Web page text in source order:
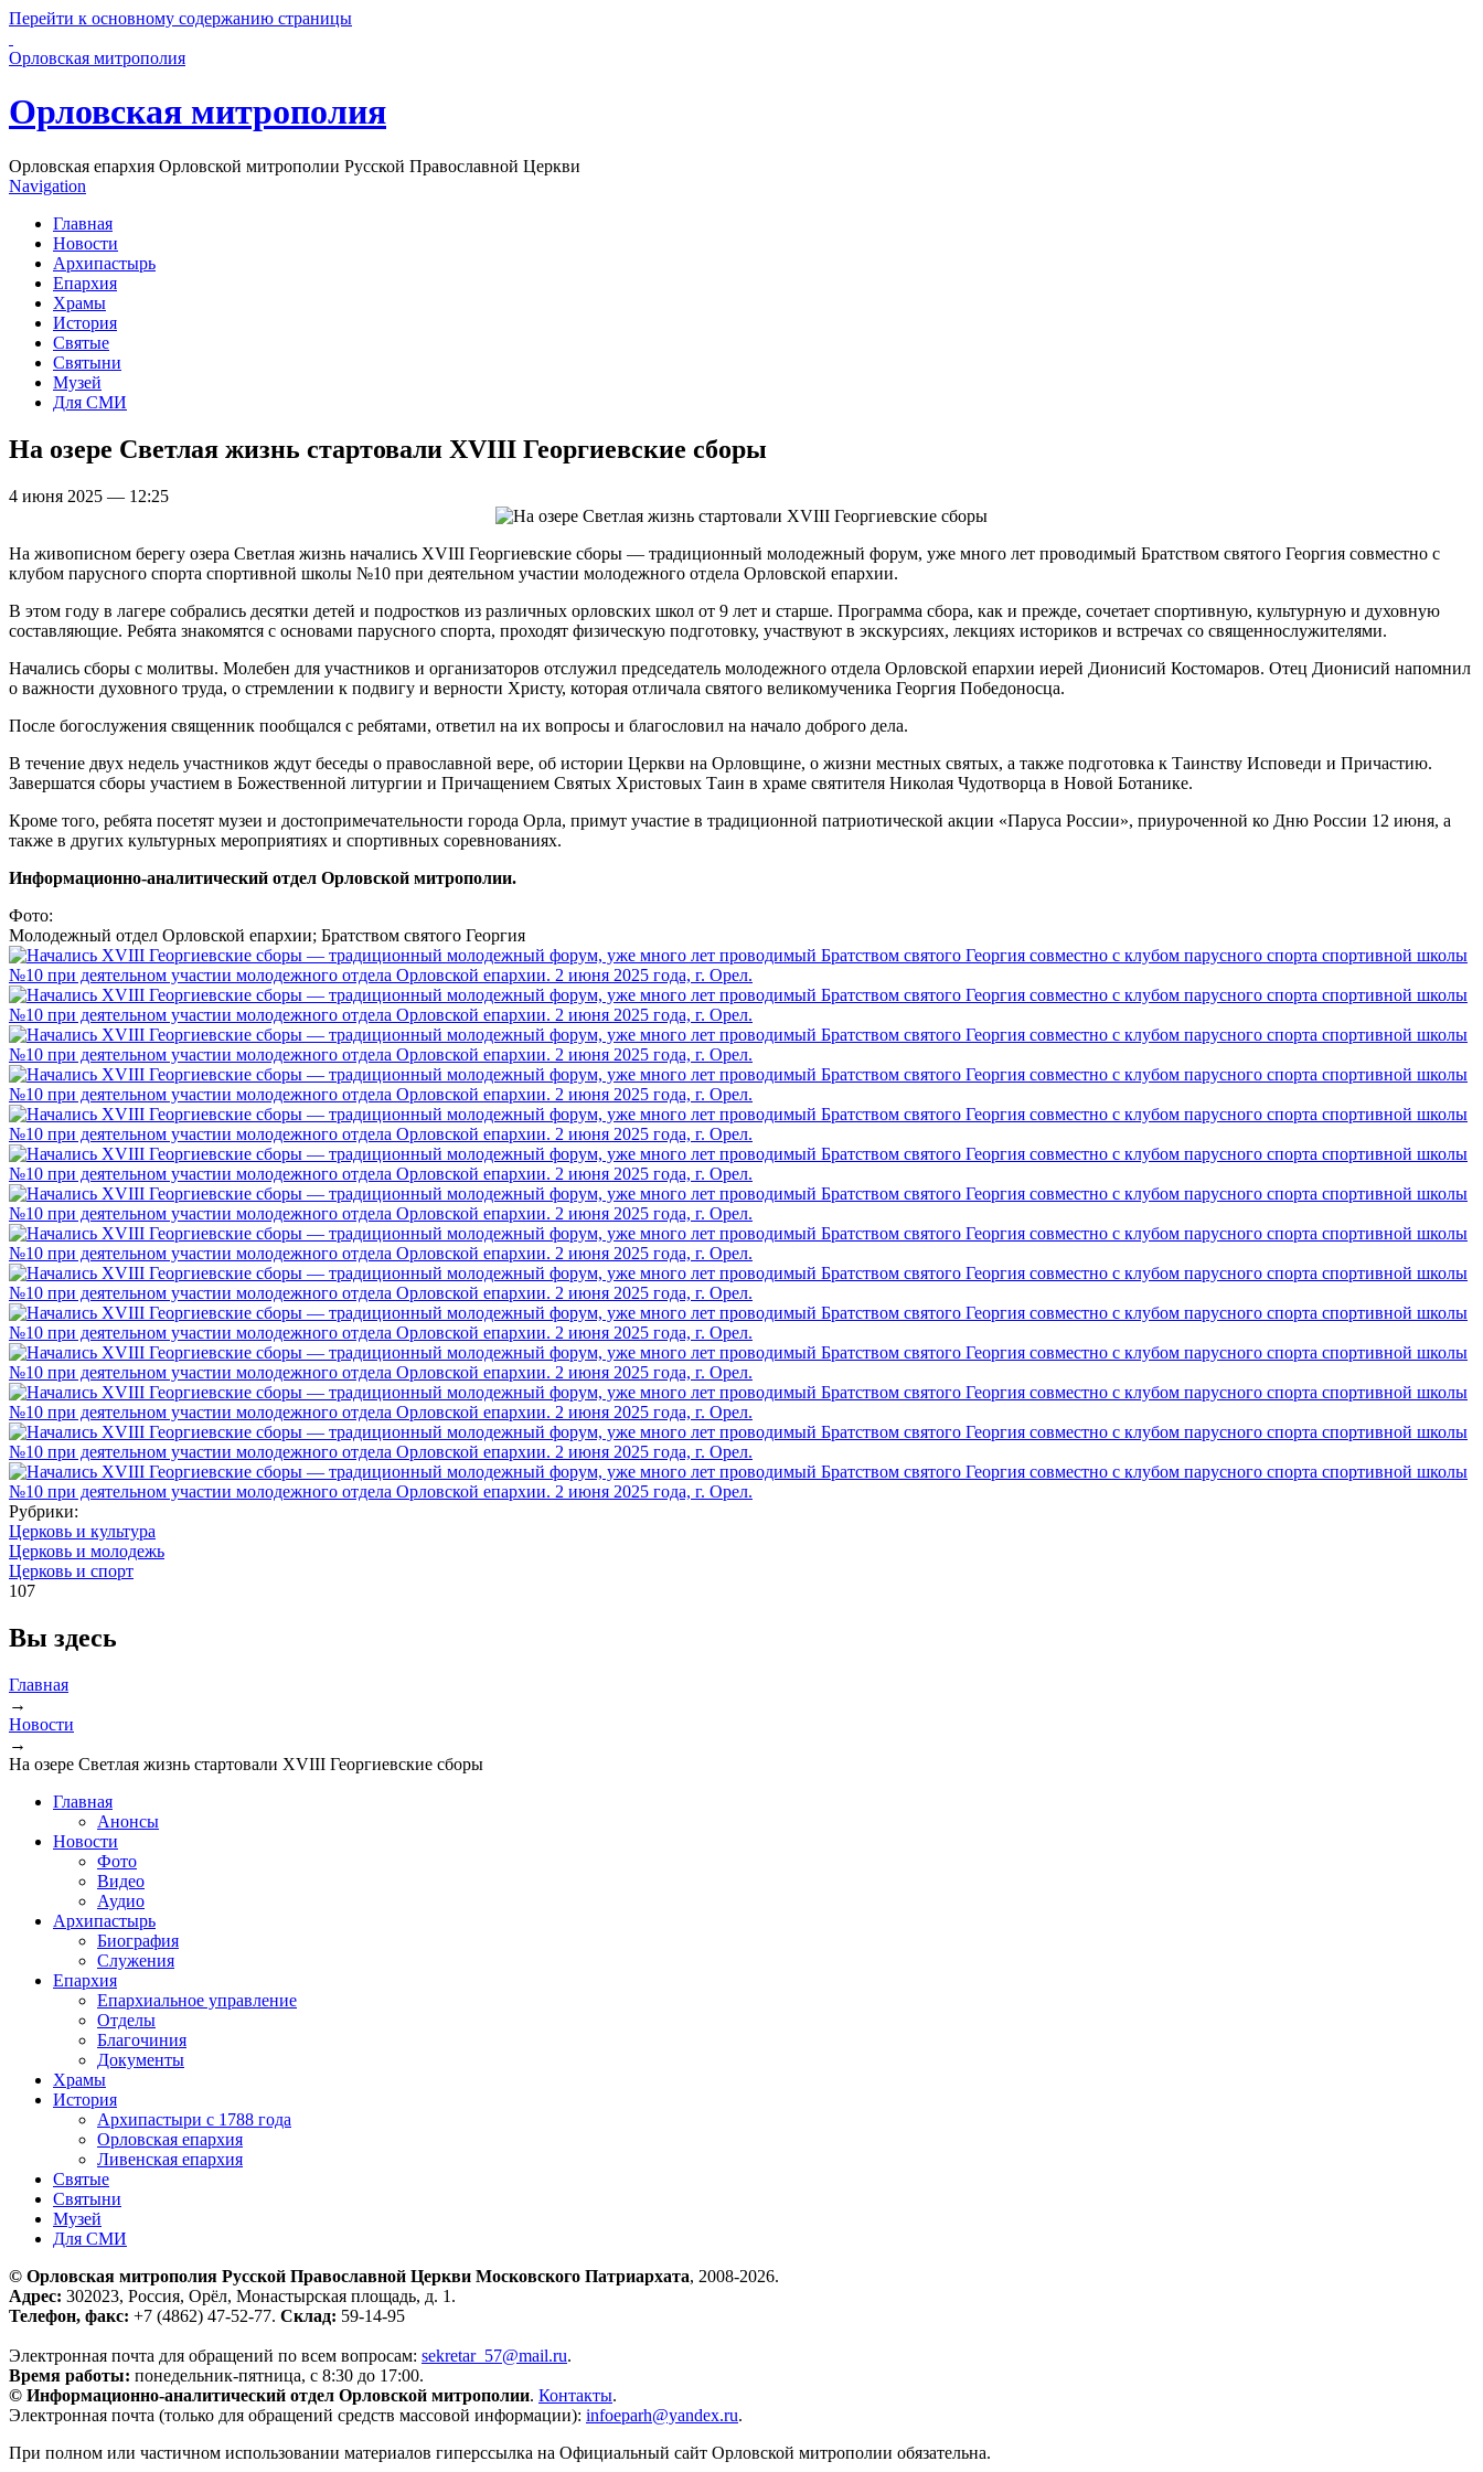
Перейти к основному содержанию страницы
Орловская митрополия
Орловская митрополия
Орловская епархия Орловской митрополии Русской Православной Церкви
Navigation
Главная
Новости
Архипастырь
Епархия
Храмы
История
Святые
Святыни
Музей
Для СМИ
На озере Светлая жизнь стартовали XVIII Георгиевские сборы
4 июня 2025 — 12:25
На живописном берегу озера Светлая жизнь начались XVIII Георгиевские сборы — традиционный молодежный форум, уже много лет проводимый Братством святого Георгия совместно с
клубом парусного спорта спортивной школы №10 при деятельном участии молодежного отдела Орловской епархии.
В этом году в лагере собрались десятки детей и подростков из различных орловских школ от 9 лет и старше. Программа сбора, как и прежде, сочетает спортивную, культурную и духовную
составляющие. Ребята знакомятся с основами парусного спорта, проходят физическую подготовку, участвуют в экскурсиях, лекциях историков и встречах со священнослужителями.
Начались сборы с молитвы. Молебен для участников и организаторов отслужил председатель молодежного отдела Орловской епархии иерей Дионисий Костомаров. Отец Дионисий напомнил
о важности духовного труда, о стремлении к подвигу и верности Христу, которая отличала святого великомученика Георгия Победоносца.
После богослужения священник пообщался с ребятами, ответил на их вопросы и благословил на начало доброго дела.
В течение двух недель участников ждут беседы о православной вере, об истории Церкви на Орловщине, о жизни местных святых, а также подготовка к Таинству Исповеди и Причастию.
Завершатся сборы участием в Божественной литургии и Причащением Святых Христовых Таин в храме святителя Николая Чудотворца в Новой Ботанике.
Кроме того, ребята посетят музеи и достопримечательности города Орла, примут участие в традиционной патриотической акции «Паруса России», приуроченной ко Дню России 12 июня, а
также в других культурных мероприятиях и спортивных соревнованиях.
Информационно-аналитический отдел Орловской митрополии.
Фото:
Молодежный отдел Орловской епархии; Братством святого Георгия
Рубрики:
Церковь и культура
Церковь и молодежь
Церковь и спорт
107
Вы здесь
Главная
→
Новости
→
На озере Светлая жизнь стартовали XVIII Георгиевские сборы
Главная
Анонсы
Новости
Фото
Видео
Аудио
Архипастырь
Биография
Служения
Епархия
Епархиальное управление
Отделы
Благочиния
Документы
Храмы
История
Архипастыри с 1788 года
Орловская епархия
Ливенская епархия
Святые
Святыни
Музей
Для СМИ
© Орловская митрополия Русской Православной Церкви Московского Патриархата, 2008-2026.
Адрес: 302023, Россия, Орёл, Монастырская площадь, д. 1.
Телефон, факс: +7 (4862) 47-52-77. Склад: 59-14-95
Электронная почта для обращений по всем вопросам: sekretar_57@mail.ru.
Время работы: понедельник-пятница, с 8:30 до 17:00.
© Информационно-аналитический отдел Орловской митрополии. Контакты.
Электронная почта (только для обращений средств массовой информации): infoeparh@yandex.ru.
При полном или частичном использовании материалов гиперссылка на Официальный сайт Орловской митрополии обязательна.